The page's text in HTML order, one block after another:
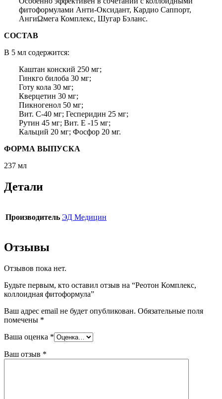
фитоформулами Анти-Оксидант, Кардио Саппорт,
АнгиΩмега Комплекс, Шугар Бэланс.
СОСТАВ
В 5 мл содержится:
Каштан конский 250 мг;
Гинкго билоба 30 мг;
Готу кола 30 мг;
Кверцетин 30 мг;
Пикногенол 50 мг;
Вит. С-40 мг; Гесперидин 25 мг;
Рутин 45 мг; Вит. Е -15 мг;
Кальций 20 мг; Фосфор 20 мг.
ФОРМА ВЫПУСКА
237 мл
Детали
Производитель ЭД Медицин
Отзывы
Отзывов пока нет.
Будьте первым, кто оставил отзыв на “Реотон Комплекс,
коллоидная фитоформула”
Ваш адрес email не будет опубликован. Обязательные поля
помечены *
Ваша оценка *
Ваш отзыв *